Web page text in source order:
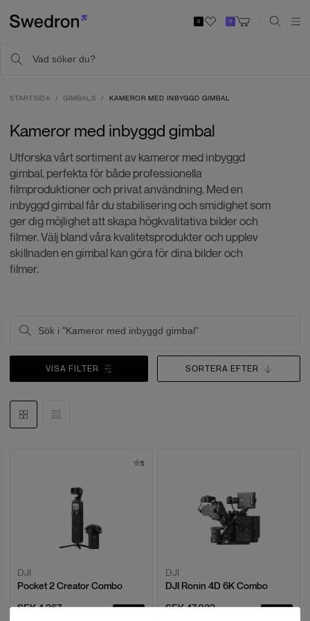
0 0
STARTSIDA GIMBALS KAMEROR MED INBYGGD GIMBAL
Kameror med inbyggd gimbal
Utforska vårt sortiment av kameror med inbyggd
gimbal, perfekta för både professionella
filmproduktioner och privat användning. Med en
inbyggd gimbal får du stabilisering och smidighet som
ger dig möjlighet att skapa högkvalitativa bilder och
filmer. Välj bland våra kvalitetsprodukter och upplev
skillnaden en gimbal kan göra för dina bilder och
filmer.
VISA FILTER SORTERA EFTER
5
DJI
Pocket 2 Creator Combo
SEK 4,367
DJI
DJI Ronin 4D 6K Combo
SEK 47,023